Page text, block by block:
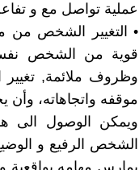
عملية تواصل مع و
• التغيير الشخص من
قوية من الشخص
وظروف ملائمة,
موقفه واتجاهاته،
ويمكن الوصول الى
الشخص الرفيع و
يمارس مهامه